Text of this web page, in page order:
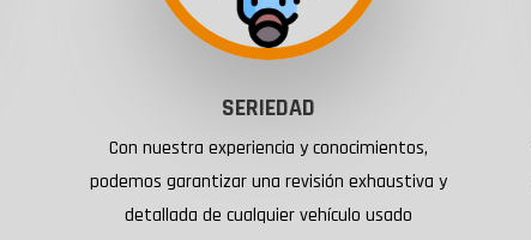
SERIEDAD
Con nuestra experiencia y conocimientos,
podemos garantizar una revisión exhaustiva y
detallada de cualquier vehículo usado